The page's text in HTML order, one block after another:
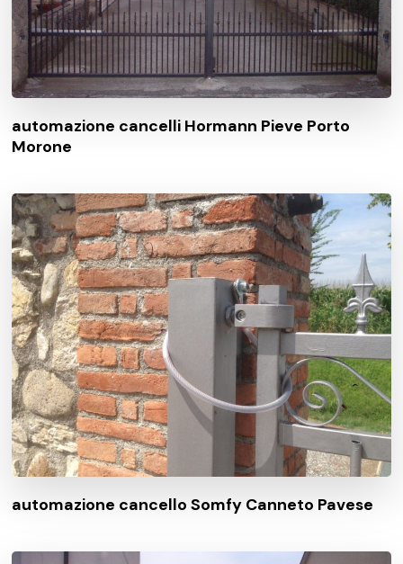
automazione cancelli Hormann Pieve Porto
Morone
automazione cancello Somfy Canneto Pavese